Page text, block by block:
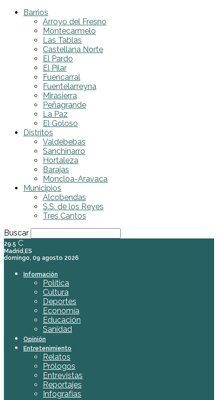
Barrios
Arroyo del Fresno
Montecarmelo
Las Tablas
Castellana Norte
El Pardo
El Pilar
Fuencarral
Fuentelarreyna
Mirasierra
Peñagrande
La Paz
El Goloso
Distritos
Valdebebas
Sanchinarro
Hortaleza
Barajas
Moncloa-Aravaca
Municipios
Alcobendas
S.S. de los Reyes
Tres Cantos
Buscar
29.5 C
Madrid,ES
domingo, 09 agosto 2026
Información
Política
Cultura
Deportes
Economía
Educación
Sanidad
Opinión
Entretenimiento
Relatos
Prólogos
Entrevistas
Reportajes
Infografías